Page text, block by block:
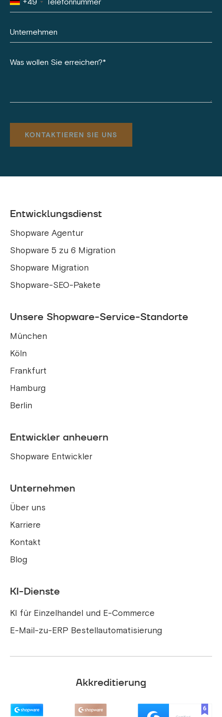
+49
Entwicklungsdienst
Shopware Agentur
Shopware 5 zu 6 Migration
Shopware Migration
Shopware-SEO-Pakete
Unsere Shopware-Service-Standorte
München
Köln
Frankfurt
Hamburg
Berlin
Entwickler anheuern
Shopware Entwickler
Unternehmen
Über uns
Karriere
Kontakt
Blog
KI-Dienste
KI für Einzelhandel und E-Commerce
E-Mail-zu-ERP Bestellautomatisierung
Akkreditierung